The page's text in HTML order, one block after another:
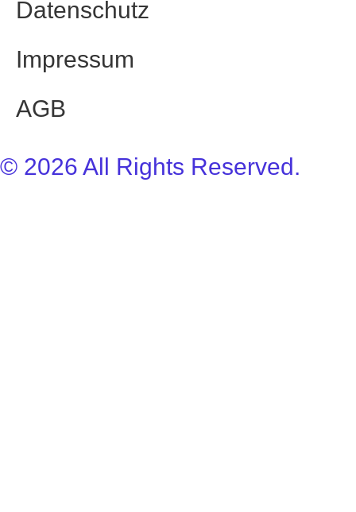
Datenschutz
Impressum
AGB
© 2026 All Rights Reserved.